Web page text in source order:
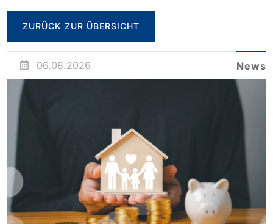
ZURÜCK ZUR ÜBERSICHT
06.08.2026 News